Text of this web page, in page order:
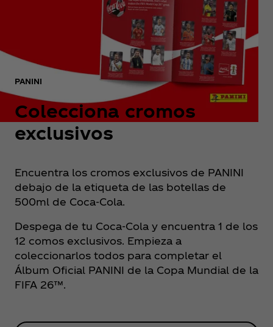
PANINI
Colecciona cromos
exclusivos
Encuentra los cromos exclusivos de PANINI
debajo de la etiqueta de las botellas de
500ml de Coca‑Cola.
Despega de tu Coca‑Cola y encuentra 1 de los
12 comos exclusivos. Empieza a
coleccionarlos todos para completar el
Álbum Oficial PANINI de la Copa Mundial de la
FIFA 26™.